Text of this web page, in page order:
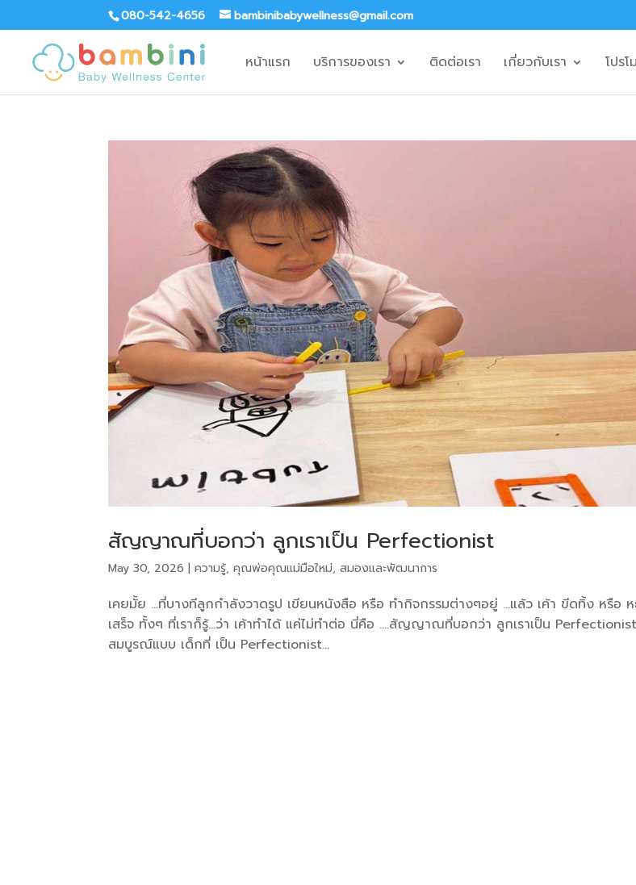
080-542-4656 bambinibabywellness@gmail.com
หน้าแรก บริการของเรา ติดต่อเรา เกี่ยวกับเรา โปรโ
สัญญาณที่บอกว่า ลูกเราเป็น Perfectionist
May 30, 2026 |ความรู้,คุณพ่อคุณแม่มือใหม่,สมองและพัฒนาการ
เคยมั้ย …ที่บางทีลูกกำลังวาดรูป เขียนหนังสือ หรือ ทำกิจกรรมต่างๆอยู่ …แล้ว เค้า ขีดทิ้ง หรือ
เสร็จ ทั้งๆ ที่เราก็รู้…ว่า เค้าทำได้ แค่ไม่ทำต่อ นี่คือ ….สัญญาณที่บอกว่า ลูกเราเป็น
สมบูรณ์แบบ เด็กที่ เป็น Perfectionist...